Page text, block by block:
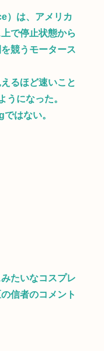
）は、アメリカ
で停止状態から
競うモータース
るほど速いこと
うになった。
はない。
たいなコスプレ
信者のコメント